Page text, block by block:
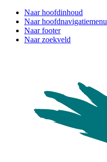
Naar hoofdinhoud
Naar hoofdnavigatiemenu
Naar footer
Naar zoekveld